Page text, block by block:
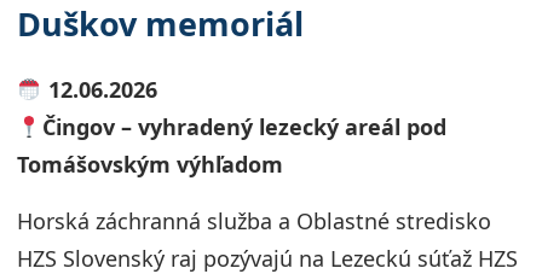
Duškov memoriál
12.06.2026
Čingov – vyhradený lezecký areál pod
Tomášovským výhľadom
Horská záchranná služba a Oblastné stredisko
HZS Slovenský raj pozývajú na Lezeckú súťaž HZS